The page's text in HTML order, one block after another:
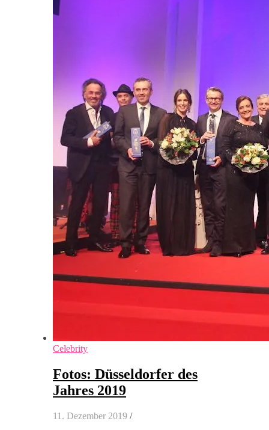
Celebrity
Fotos: Düsseldorfer des
Jahres 2019
11. Dezember 2019 /